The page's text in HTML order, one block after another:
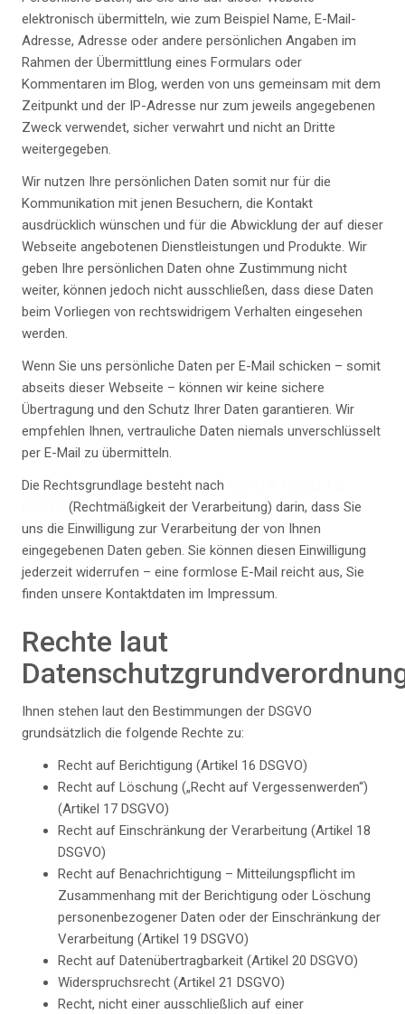
elektronisch übermitteln, wie zum Beispiel Name, E-Mail-
Adresse, Adresse oder andere persönlichen Angaben im
Rahmen der Übermittlung eines Formulars oder
Kommentaren im Blog, werden von uns gemeinsam mit dem
Zeitpunkt und der IP-Adresse nur zum jeweils angegebenen
Zweck verwendet, sicher verwahrt und nicht an Dritte
weitergegeben.
Wir nutzen Ihre persönlichen Daten somit nur für die
Kommunikation mit jenen Besuchern, die Kontakt
ausdrücklich wünschen und für die Abwicklung der auf dieser
Webseite angebotenen Dienstleistungen und Produkte. Wir
geben Ihre persönlichen Daten ohne Zustimmung nicht
weiter, können jedoch nicht ausschließen, dass diese Daten
beim Vorliegen von rechtswidrigem Verhalten eingesehen
werden.
Wenn Sie uns persönliche Daten per E-Mail schicken – somit
abseits dieser Webseite – können wir keine sichere
Übertragung und den Schutz Ihrer Daten garantieren. Wir
empfehlen Ihnen, vertrauliche Daten niemals unverschlüsselt
per E-Mail zu übermitteln.
Die Rechtsgrundlage besteht nach
(Rechtmäßigkeit der Verarbeitung) darin, dass Sie
uns die Einwilligung zur Verarbeitung der von Ihnen
eingegebenen Daten geben. Sie können diesen Einwilligung
jederzeit widerrufen – eine formlose E-Mail reicht aus, Sie
finden unsere Kontaktdaten im Impressum.
Rechte laut
Ihnen stehen laut den Bestimmungen der DSGVO
grundsätzlich die folgende Rechte zu:
Recht auf Berichtigung (Artikel 16 DSGVO)
Recht auf Löschung („Recht auf Vergessenwerden“)
(Artikel 17 DSGVO)
Recht auf Einschränkung der Verarbeitung (Artikel 18
DSGVO)
Recht auf Benachrichtigung – Mitteilungspflicht im
Zusammenhang mit der Berichtigung oder Löschung
personenbezogener Daten oder der Einschränkung der
Verarbeitung (Artikel 19 DSGVO)
Recht auf Datenübertragbarkeit (Artikel 20 DSGVO)
Widerspruchsrecht (Artikel 21 DSGVO)
Recht, nicht einer ausschließlich auf einer